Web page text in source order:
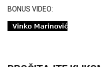
BONUS VIDEO: